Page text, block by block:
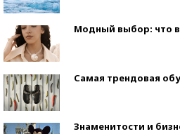
Модный выбор: что
Самая трендовая
Знаменитости и